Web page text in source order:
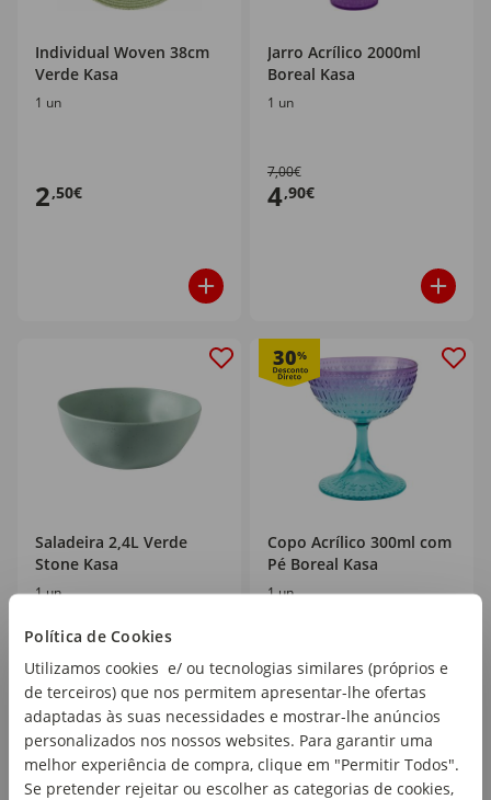
Política de Cookies
Utilizamos cookies e/ ou tecnologias similares (próprios e
de terceiros) que nos permitem apresentar-lhe ofertas
adaptadas às suas necessidades e mostrar-lhe anúncios
personalizados nos nossos websites. Para garantir uma
melhor experiência de compra, clique em "Permitir Todos".
Se pretender rejeitar ou escolher as categorias de cookies,
Individual Woven 38cm
Verde Kasa
1 un
2,50€
Jarro Acrílico 2000ml
Boreal Kasa
1 un
7,00€
4,90€
Saladeira 2,4L Verde
Stone Kasa
1 un
5
30%
Copo Acrílico 300ml com
Pé Boreal Kasa
1 un
2,50€
1